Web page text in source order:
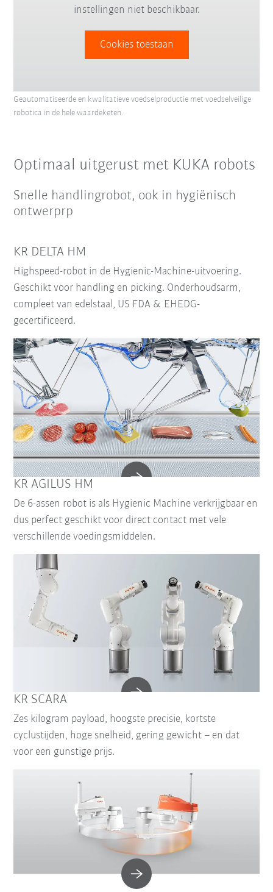
instellingen niet beschikbaar.
Cookies toestaan
Geautomatiseerde en kwalitatieve voedselproductie met voedselveilige
robotica in de hele waardeketen.
Optimaal uitgerust met KUKA robots
Snelle handlingrobot, ook in hygiënisch
ontwerprp
KR DELTA HM
Highspeed-robot in de Hygienic-Machine-uitvoering.
Geschikt voor handling en picking. Onderhoudsarm,
compleet van edelstaal, US FDA & EHEDG-
gecertificeerd.
KR AGILUS HM
De 6-assen robot is als Hygienic Machine verkrijgbaar en
dus perfect geschikt voor direct contact met vele
verschillende voedingsmiddelen.
KR SCARA
Zes kilogram payload, hoogste precisie, kortste
cyclustijden, hoge snelheid, gering gewicht – en dat
voor een gunstige prijs.